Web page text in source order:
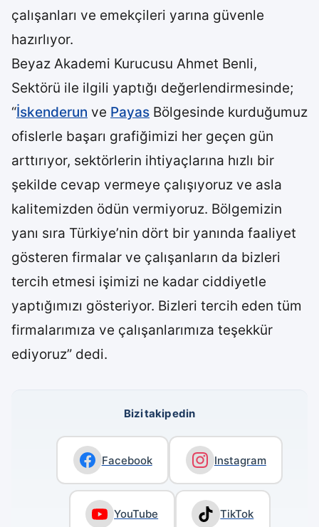
çalışanları ve emekçileri yarına güvenle
hazırlıyor.
Beyaz Akademi Kurucusu Ahmet Benli,
Sektörü ile ilgili yaptığı değerlendirmesinde;
“İskenderun ve Payas Bölgesinde kurduğumuz
ofislerle başarı grafiğimizi her geçen gün
arttırıyor, sektörlerin ihtiyaçlarına hızlı bir
şekilde cevap vermeye çalışıyoruz ve asla
kalitemizden ödün vermiyoruz. Bölgemizin
yanı sıra Türkiye’nin dört bir yanında faaliyet
gösteren firmalar ve çalışanların da bizleri
tercih etmesi işimizi ne kadar ciddiyetle
yaptığımızı gösteriyor. Bizleri tercih eden tüm
firmalarımıza ve çalışanlarımıza teşekkür
ediyoruz” dedi.
Bizi takip edin
Facebook Instagram
YouTube TikTok